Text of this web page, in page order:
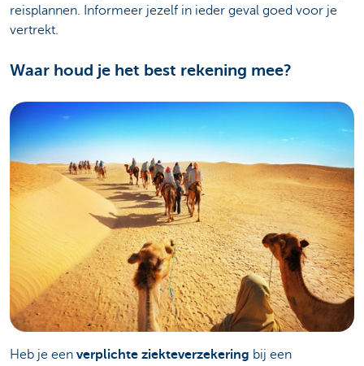
reisplannen. Informeer jezelf in ieder geval goed voor je
vertrekt.
Waar houd je het best rekening mee?
Heb je een verplichte ziekteverzekering bij een